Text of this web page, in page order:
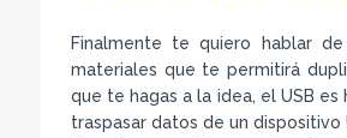
Finalmente te quiero hablar
materiales que te permitirá
que te hagas a la idea, el USB
traspasar datos de un dispositivo